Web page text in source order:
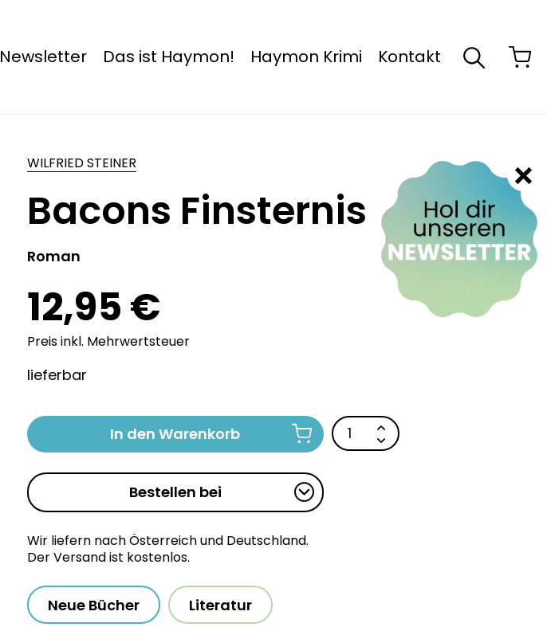
Newsletter Das ist Haymon! Haymon Krimi Kontakt
WILFRIED STEINER
Bacons Finsternis
Roman
12,95 €
Preis inkl. Mehrwertsteuer
lieferbar
In den Warenkorb
Bestellen bei
Wir liefern nach Österreich und Deutschland.
Der Versand ist kostenlos.
Neue Bücher Literatur